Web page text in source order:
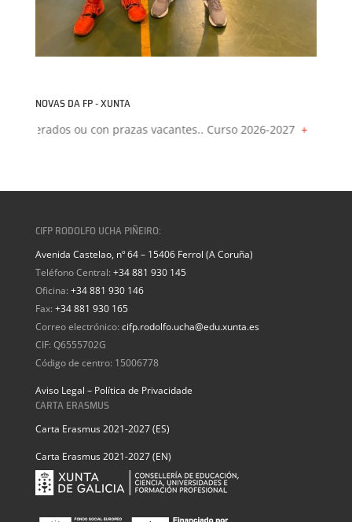
NOVAS DA FP - XUNTA
con prazas vacantes.. Curso 2026-2027+Proxectos de
CIFP RODOLFO UCHA PIÑEIRO:
Avenida Castelao, nº 64 – 15406 Ferrol (A Coruña)
Teléfono Central: +34 881 930 145
Oficina: +34 881 930 146
Fax: +34 881 930 165
Correo electrónico: cifp.rodolfo.ucha@edu.xunta.es
CIF: Q6555702G
Código de centro: 15006778
Aviso Legal – Política de Privacidade
CARTA ERASMUS
Carta Erasmus 2021-2027 (ES)
Carta Erasmus 2021-2027 (EN)